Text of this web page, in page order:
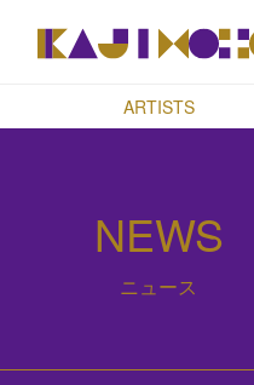
ARTISTS
NEWS
ニュース